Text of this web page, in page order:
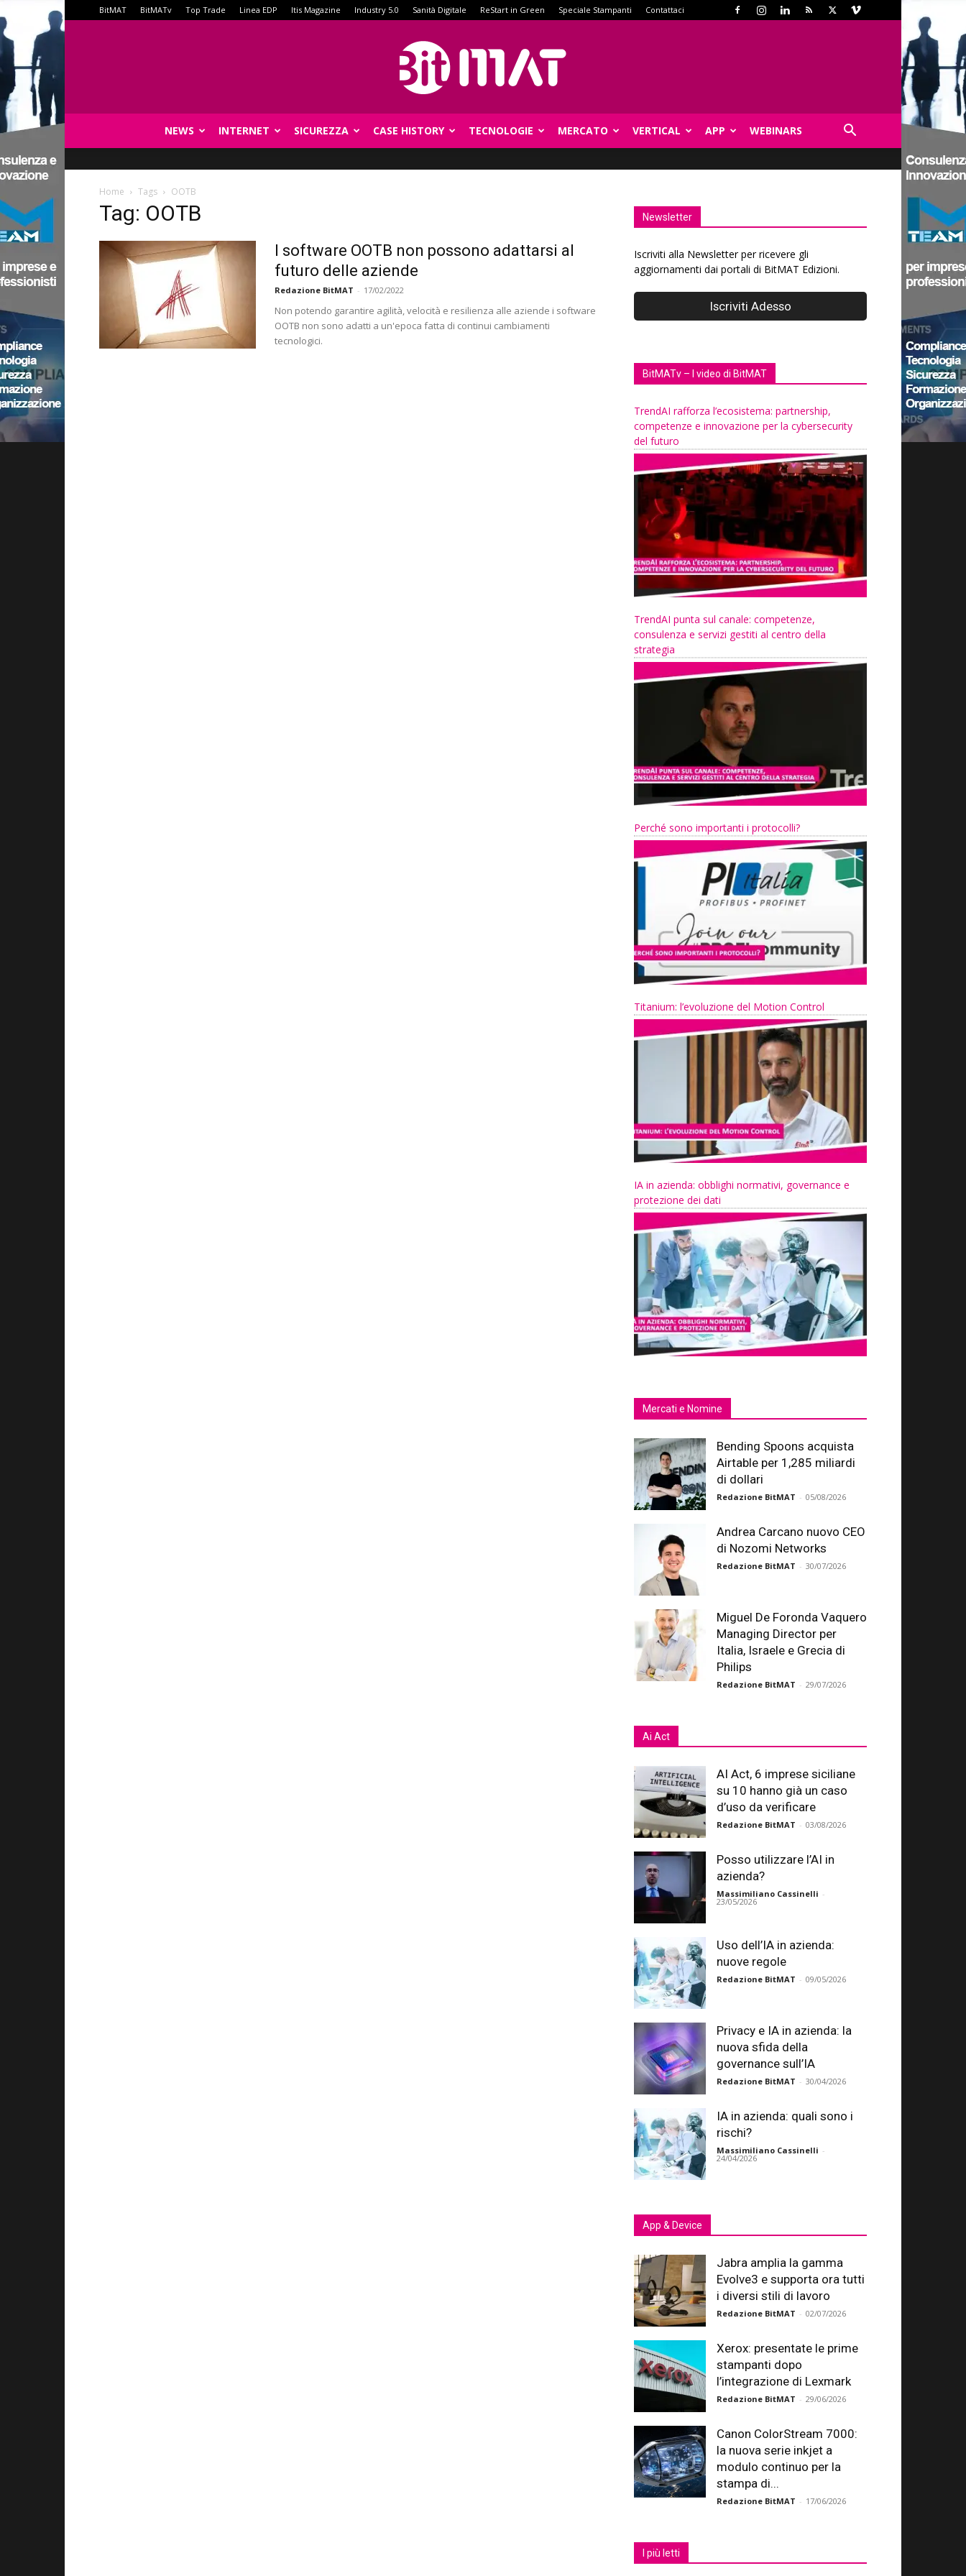
BitMAT BitMATv Top Trade Linea EDP Itis Magazine Industry 5.0 Sanità Digitale ReStart in Green Speciale Stampanti Contattaci
NEWS INTERNET SICUREZZA CASE HISTORY TECNOLOGIE MERCATO VERTICAL APP WEBINARS
Home Tags OOTB
Tag: OOTB
I software OOTB non possono adattarsi al
futuro delle aziende
Redazione BitMAT - 17/02/2022
Non potendo garantire agilità, velocità e resilienza alle aziende i software
OOTB non sono adatti a un'epoca fatta di continui cambiamenti
tecnologici.
Newsletter
Iscriviti alla Newsletter per ricevere gli
aggiornamenti dai portali di BitMAT Edizioni.
BitMATv – I video di BitMAT
TrendAI rafforza l’ecosistema: partnership,
competenze e innovazione per la cybersecurity
del futuro
TrendAI punta sul canale: competenze,
consulenza e servizi gestiti al centro della
strategia
Perché sono importanti i protocolli?
Titanium: l’evoluzione del Motion Control
IA in azienda: obblighi normativi, governance e
protezione dei dati
Mercati e Nomine
Bending Spoons acquista
Airtable per 1,285 miliardi
di dollari
Redazione BitMAT - 05/08/2026
Andrea Carcano nuovo CEO
di Nozomi Networks
Redazione BitMAT - 30/07/2026
Miguel De Foronda Vaquero
Managing Director per
Italia, Israele e Grecia di
Philips
Redazione BitMAT - 29/07/2026
Ai Act
AI Act, 6 imprese siciliane
su 10 hanno già un caso
d’uso da verificare
Redazione BitMAT - 03/08/2026
Posso utilizzare l’AI in
azienda?
Massimiliano Cassinelli -
23/05/2026
Uso dell’IA in azienda:
nuove regole
Redazione BitMAT - 09/05/2026
Privacy e IA in azienda: la
nuova sfida della
governance sull’IA
Redazione BitMAT - 30/04/2026
IA in azienda: quali sono i
rischi?
Massimiliano Cassinelli -
24/04/2026
App & Device
Jabra amplia la gamma
Evolve3 e supporta ora tutti
i diversi stili di lavoro
Redazione BitMAT - 02/07/2026
Xerox: presentate le prime
stampanti dopo
l’integrazione di Lexmark
Redazione BitMAT - 29/06/2026
Canon ColorStream 7000:
la nuova serie inkjet a
modulo continuo per la
stampa di...
Redazione BitMAT - 17/06/2026
I più letti